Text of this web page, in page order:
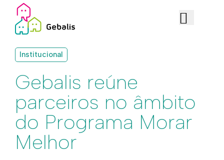
Institucional
Gebalis reúne
parceiros no âmbito
do Programa Morar
Melhor